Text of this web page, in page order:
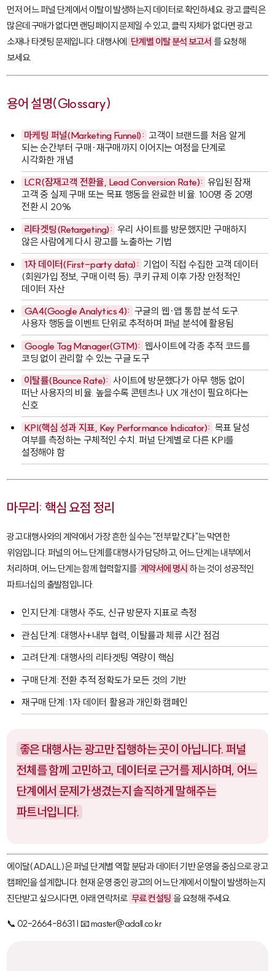
먼저 어느 퍼널 단계에서 이탈이 발생하는지 데이터로 확인하세요. 광고 클릭은
많은데 구매가 없다면 랜딩페이지 문제일 수 있고, 클릭 자체가 없다면 광고
소재나 타겟팅 문제입니다. 대행사에 단계별 이탈 분석 보고서 를 요청해
보세요.
용어 설명(Glossary)
마케팅 퍼널(Marketing Funnel): 고객이 브랜드를 처음 알게
되는 순간부터 구매·재구매까지 이어지는 여정을 단계로
시각화한 개념
LCR(잠재고객 전환율, Lead Conversion Rate): 유입된 잠재
고객 중 실제 구매 또는 목표 행동을 완료한 비율. 100명 중 20명
전환 시 20%
리타겟팅(Retargeting): 우리 사이트를 방문했지만 구매하지
않은 사람에게 다시 광고를 노출하는 기법
1자 데이터(First-party data): 기업이 직접 수집한 고객 데이터
(회원가입 정보, 구매 이력 등). 쿠키 규제 이후 가장 안정적인
데이터 자산
GA4(Google Analytics 4): 구글의 웹·앱 통합 분석 도구.
사용자 행동을 이벤트 단위로 추적하며 퍼널 분석에 활용됨
Google Tag Manager(GTM): 웹사이트에 각종 추적 코드를
코딩 없이 관리할 수 있는 구글 도구
이탈률(Bounce Rate): 사이트에 방문했다가 아무 행동 없이
떠난 사용자의 비율. 높을수록 콘텐츠나 UX 개선이 필요하다는
신호
KPI(핵심 성과 지표, Key Performance Indicator): 목표 달성
여부를 측정하는 구체적인 수치. 퍼널 단계별로 다른 KPI를
설정해야 함
마무리: 핵심 요점 정리
광고 대행사와의 계약에서 가장 흔한 실수는 "전부 맡긴다"는 막연한
위임입니다. 퍼널의 어느 단계를 대행사가 담당하고, 어느 단계는 내부에서
처리하며, 어느 단계는 함께 협력할지를 계약서에 명시 하는 것이 성공적인
파트너십의 출발점입니다.
인지 단계: 대행사 주도, 신규 방문자 지표로 측정
관심 단계: 대행사+내부 협력, 이탈률과 체류 시간 점검
고려 단계: 대행사의 리타겟팅 역량이 핵심
구매 단계: 전환 추적 정확도가 모든 것의 기반
재구매 단계: 1자 데이터 활용과 개인화 캠페인
좋은 대행사는 광고만 집행하는 곳이 아닙니다. 퍼널
전체를 함께 고민하고, 데이터로 근거를 제시하며, 어느
단계에서 문제가 생겼는지 솔직하게 말해주는
파트너입니다.
에이달(ADALL)은 퍼널 단계별 역할 분담과 데이터 기반 운영을 중심으로 광고
캠페인을 설계합니다. 현재 운영 중인 광고의 어느 단계에서 이탈이 발생하는지
진단받고 싶으시다면, 아래 연락처로 무료 컨설팅 을 요청해 주세요.
📞 02-2664-8631 | 📧 master@adall.co.kr